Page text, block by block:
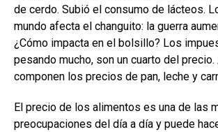
de cerdo. Subió el consumo de lácteos.
mundo afecta el changuito: la guerra
¿Cómo impacta en el bolsillo? Los
pesando mucho, son un cuarto del precio.
componen los precios de pan, leche y
El precio de los alimentos es una de las
preocupaciones del día a día y puede